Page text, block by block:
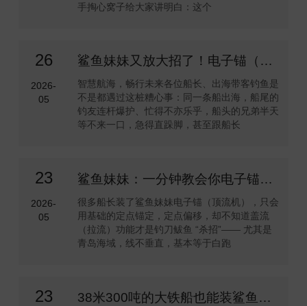
手掏心窝子给大家讲明白：这个
26
2026-
05
鲨鱼妹妹又放大招了！电子锚（顶流机）定点蠕动功能保姆级教程来啦！
智慧航海，畅行未来各位船长、出海带客钓鱼是
不是都遇过这桩糟心事：同一条船出海，船尾的
钓友连杆爆护、忙得不亦乐乎，船头的兄弟半天
等不来一口，急得直跺脚，甚至跟船长
23
2026-
05
鲨鱼妹妹：一分钟教会你电子锚（顶流机）盖流功能
很多船长装了鲨鱼妹妹电子锚（顶流机），只会
用基础的定点锚定，定点偏移，却不知道盖流
（拉流）功能才是钓刀鲅鱼 “杀招”—— 尤其是
青岛海域，线不垂直，基本等于白跑
23 38米300吨的大铁船也能装鲨鱼妹妹电子锚（顶流机）吗？